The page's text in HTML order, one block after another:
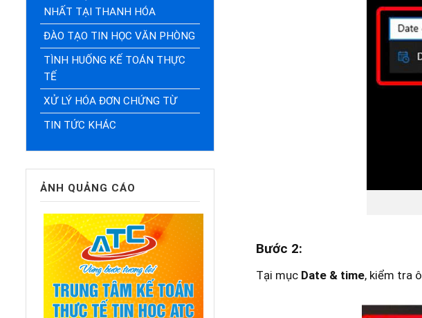
NHẤT TẠI THANH HÓA
ĐÀO TẠO TIN HỌC VĂN PHÒNG
TÌNH HUỐNG KẾ TOÁN THỰC
TẾ
XỬ LÝ HÓA ĐƠN CHỨNG TỪ
TIN TỨC KHÁC
ẢNH QUẢNG CÁO
Bước 2:
Tại mục Date & time, kiểm tra ô